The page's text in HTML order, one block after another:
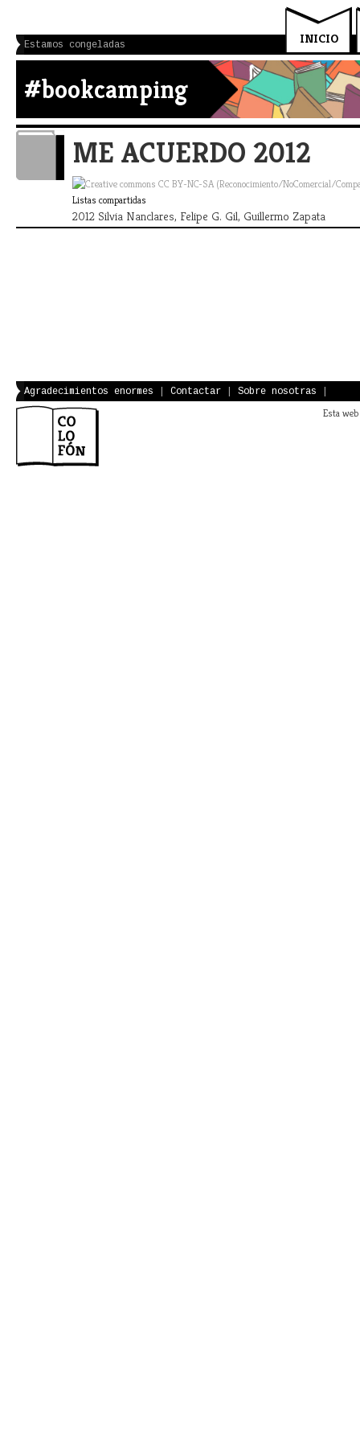
INICIO
Estamos congeladas
#bookcamping
ME ACUERDO 2012
Listas compartidas
2012 Silvia Nanclares, Felipe G. Gil, Guillermo Zapata
Agradecimientos enormes Contactar Sobre nosotras
Esta